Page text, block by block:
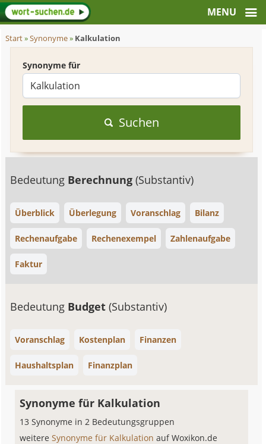
Start»Synonyme» Kalkulation
Synonyme für
Suchen
Bedeutung Berechnung(Substantiv)
Überblick Überlegung Voranschlag Bilanz
Rechenaufgabe Rechenexempel Zahlenaufgabe
Faktur
Bedeutung Budget(Substantiv)
Voranschlag Kostenplan Finanzen
Haushaltsplan Finanzplan
Synonyme für Kalkulation
13 Synonyme in 2 Bedeutungsgruppen
weitereSynonyme für Kalkulationauf Woxikon.de